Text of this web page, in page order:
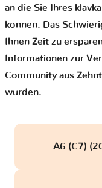
an die Sie Ihres
können. Das
Ihnen Zeit zu
Informationen zur
Community aus
wurden.
A6 (C7)